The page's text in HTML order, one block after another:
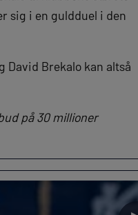
sig i en guldduel i den
David Brekalo kan altså
på 30 millioner